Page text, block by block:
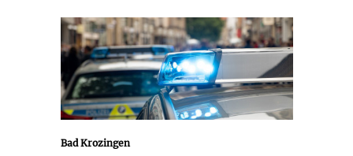
Unbekannter droht Seniorin und
Enkel mit dem Tod
Bad Krozingen